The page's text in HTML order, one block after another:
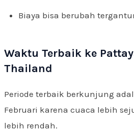
Biaya bisa berubah
Waktu Terbaik ke
Thailand
Periode terbaik berkunjung
Februari karena cuaca lebih
lebih rendah.